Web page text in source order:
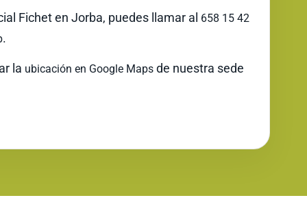
Fichet en Jorba, puedes llamar al 658 15 42
.
la ubicación en Google Maps de nuestra sede